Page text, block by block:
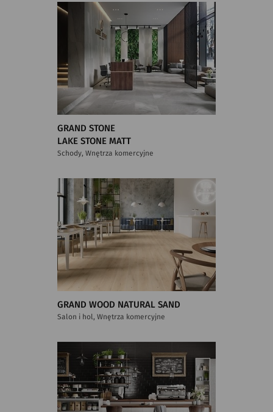
GRAND STONE
LAKE STONE MATT
Schody, Wnętrza komercyjne
GRAND WOOD NATURAL SAND
Salon i hol, Wnętrza komercyjne